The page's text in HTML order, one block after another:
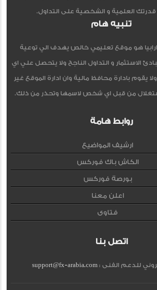
قدرتك العلمية و الشخصية على التداول.
تنبيه هام
هو موقع تعليمي خالص يهدف الي توعية
الاستثمار و التداول الناجح ولا يتحصل علي اي
يقوم بادارة محافظ مالية وان ادارة الموقع غير
من قبل اي شخص لاسمها وتحذر من ذلك.
روابط هامة
ارشيف المواضيع
الكاش باك فوركس
بورصة فوركس
اعلن معنا
فتاوى
اتصل بنا
للدعم الفنى :support@fx-arabia.com